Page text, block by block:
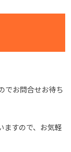
でお問合せお待ち
ますので、お気軽